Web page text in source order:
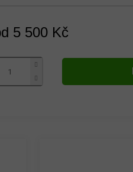
5 500 Kč